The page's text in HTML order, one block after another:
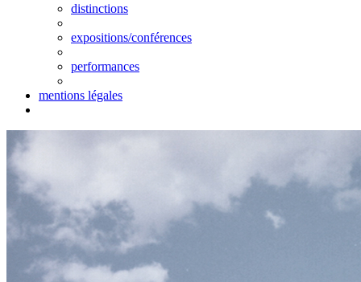
distinctions
expositions/conférences
performances
mentions légales